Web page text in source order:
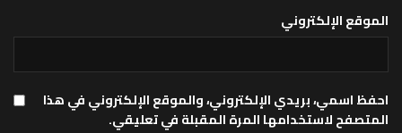
الموقع الإلكتروني
احفظ اسمي، بريدي الإلكتروني، والموقع الإلكتروني في هذا
المتصفح لاستخدامها المرة المقبلة في تعليقي.